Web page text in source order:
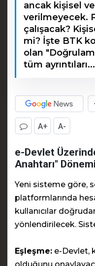
ancak kişisel
verilmeyecek.
çalışacak?
mi? İşte BTK
olan
tüm ayrıntıları...
A+ A-
e-Devlet
Anahtarı" Dönemi
Yeni sisteme göre,
platformlarında
kullanıcılar
yönlendirilecek.
Eşleşme: e-Devlet,